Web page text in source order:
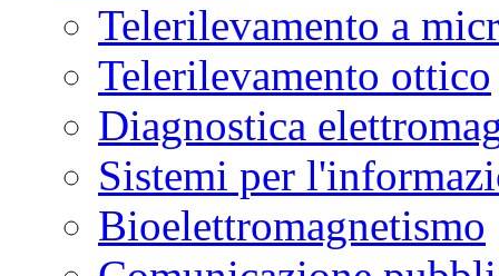
Telerilevamento a
Telerilevamento ottico
Diagnostica
Sistemi per
Bioelettromagnetismo